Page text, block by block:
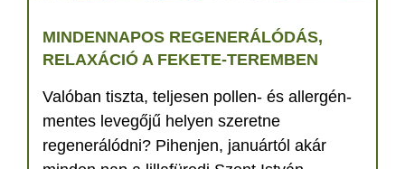
MINDENNAPOS REGENERÁLÓDÁS,
RELAXÁCIÓ A FEKETE-TEREMBEN
Valóban tiszta, teljesen pollen- és allergén-
mentes levegőjű helyen szeretne
regenerálódni? Pihenjen, januártól akár